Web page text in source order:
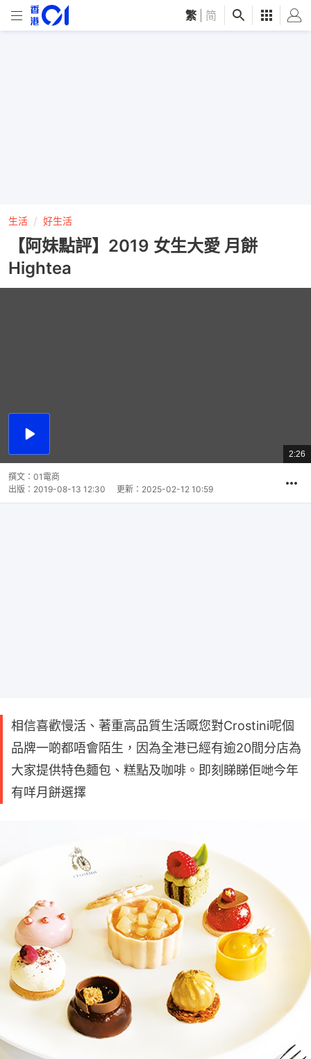
繁 简
生活 好生活
【阿妹點評】2019 女生大愛 月餅
Hightea
播
總
共
2:26
撰文： 01電商
出版： 2019-08-13 12:30 更新： 2025-02-12 10:59
相信喜歡慢活、著重高品質生活嘅您對Crostini呢個
品牌一啲都唔會陌生，因為全港已經有逾20間分店為
大家提供特色麵包、糕點及咖啡。即刻睇睇佢哋今年
有咩月餅選擇